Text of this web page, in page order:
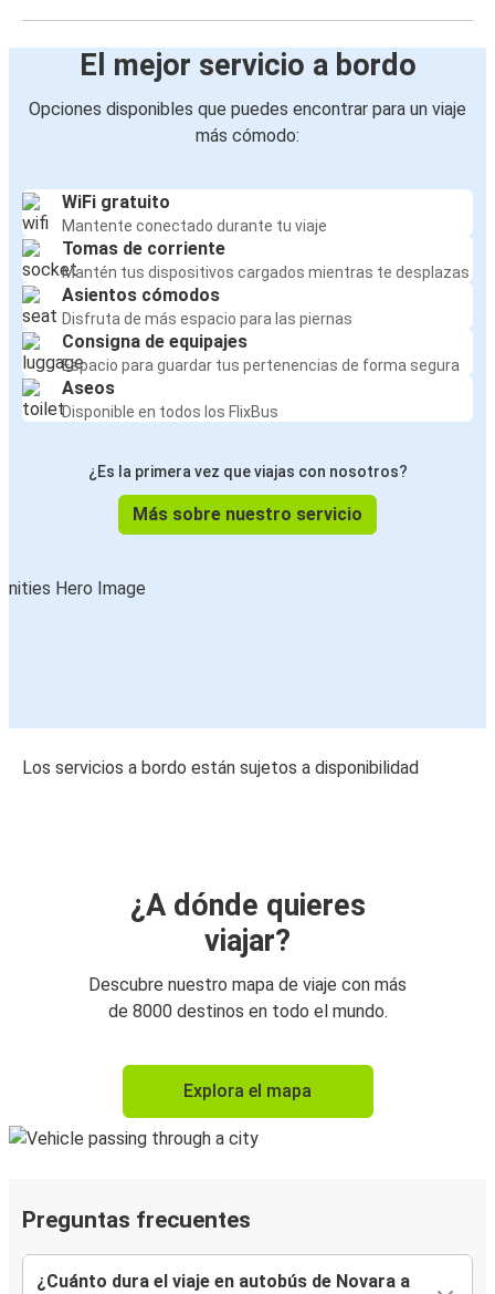
El mejor servicio a bordo
Opciones disponibles que puedes encontrar para un viaje
más cómodo:
WiFi gratuito
Mantente conectado durante tu viaje
Tomas de corriente
Mantén tus dispositivos cargados mientras te desplazas
Asientos cómodos
Disfruta de más espacio para las piernas
Consigna de equipajes
Espacio para guardar tus pertenencias de forma segura
Aseos
Disponible en todos los FlixBus
¿Es la primera vez que viajas con nosotros?
Más sobre nuestro servicio
Los servicios a bordo están sujetos a disponibilidad
¿A dónde quieres
viajar?
Descubre nuestro mapa de viaje con más
de 8000 destinos en todo el mundo.
Explora el mapa
Preguntas frecuentes
¿Cuánto dura el viaje en autobús de Novara a